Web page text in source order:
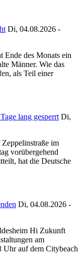
Di, 04.08.2026 -
Ende des Monats ein
Männer. Wie das
als Teil einer
lang gesperrt Di,
im
vorübergehend
hat die Deutsche
Di, 04.08.2026 -
Hi Zukunft
am
Uhr auf dem Citybeach